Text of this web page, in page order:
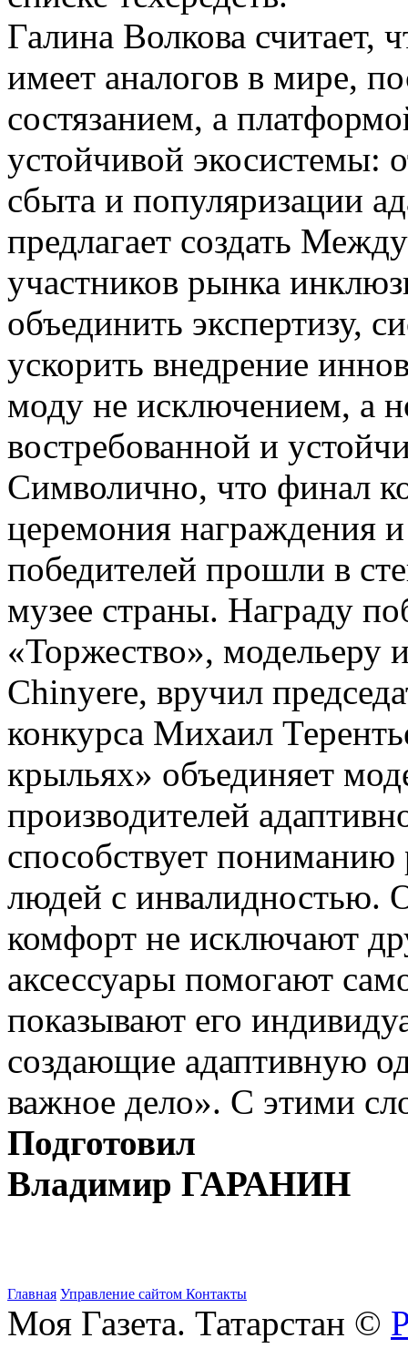
Галина Волкова считает,
имеет аналогов в мире,
состязанием, а
устойчивой экосистемы:
сбыта и популяризации
предлагает создать
участников рынка
объединить экспертизу,
ускорить внедрение
моду не исключением, а
востребованной и
Символично, что финал
церемония награждения и
победителей прошли в
музее страны. Награду
«Торжество», модельеру
Chinyere, вручил
конкурса Михаил
крыльях» объединяет
производителей
способствует
людей с инвалидностью.
комфорт не исключают
аксессуары помогают
показывают его
создающие адаптивную
важное дело». С этими
Подготовил
Владимир ГАРАНИН
Главная Управление сайтом Контакты
Моя Газета. Татарстан ©